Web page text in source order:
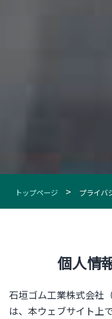
トップページ > プライバ
個人情
石垣ゴム工業株式会社
は、本ウェブサイト上